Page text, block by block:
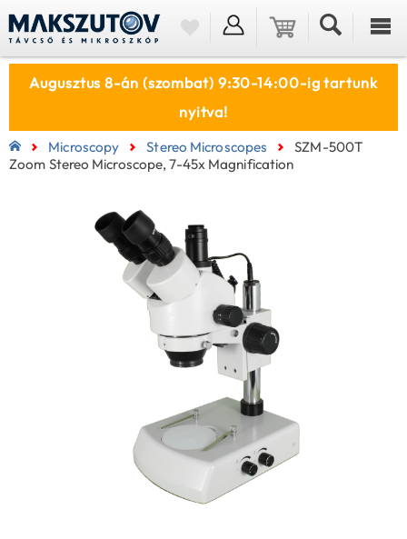
Augusztus 8-án (szombat) 9:30-14:00-ig tartunk
nyitva!
Microscopy Stereo Microscopes
SZM-500T
Zoom Stereo Microscope, 7-45x Magnification